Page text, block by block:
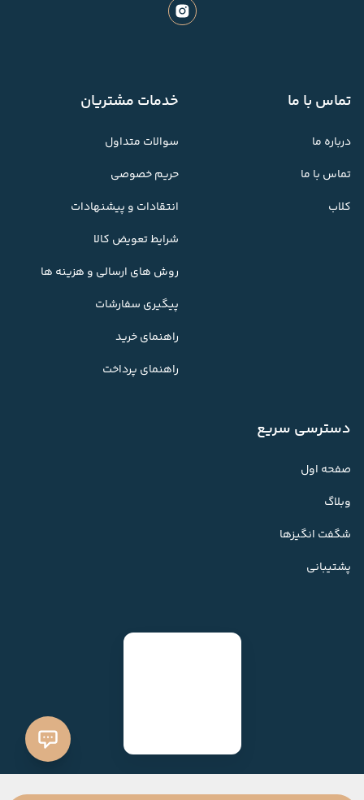
تماس با ما
درباره ما
تماس با ما
کلاب
خدمات مشتریان
سوالات متداول
حریم خصوصی
انتقادات و پیشنهادات
شرایط تعویض کالا
روش های ارسالی و هزینه ها
پیگیری سفارشات
راهنمای خرید
راهنمای پرداخت
دسترسی سریع
صفحه اول
وبلاگ
شگفت انگیزها
پشتیبانی